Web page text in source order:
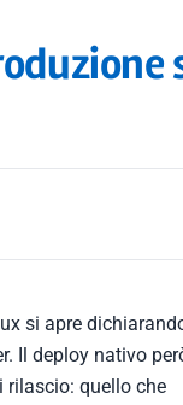
si apre
Il deploy nativo
quello che